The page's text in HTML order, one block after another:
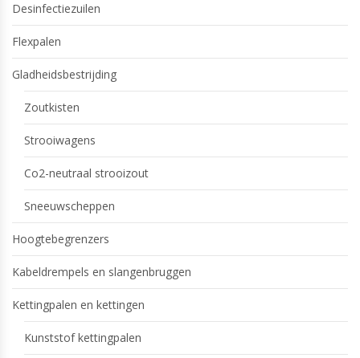
Desinfectiezuilen
Flexpalen
Gladheidsbestrijding
Zoutkisten
Strooiwagens
Co2-neutraal strooizout
Sneeuwscheppen
Hoogtebegrenzers
Kabeldrempels en slangenbruggen
Kettingpalen en kettingen
Kunststof kettingpalen